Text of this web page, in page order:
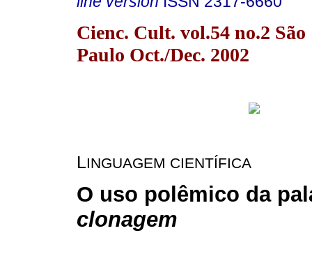
Cienc. Cult. vol.54 no.2 São
Paulo Oct./Dec. 2002
LINGUAGEM CIENTÍFICA
O uso polêmico da
clonagem